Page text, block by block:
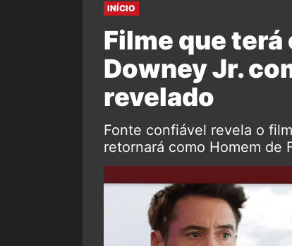
INÍCIO
Filme que
Downey Jr.
revelado
Fonte confiável revela o
retornará como Homem de